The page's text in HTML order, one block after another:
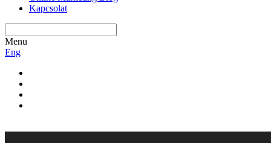
Kapcsolat
Menu
Eng